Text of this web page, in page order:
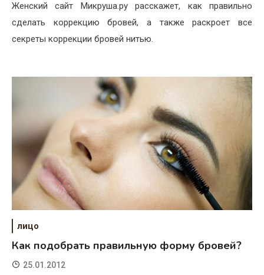
Женский сайт Микруша.ру расскажет, как правильно
сделать коррекцию бровей, а также раскроет все
секреты коррекции бровей нитью.
лицо
Как подобрать правильную форму бровей?
25.01.2012